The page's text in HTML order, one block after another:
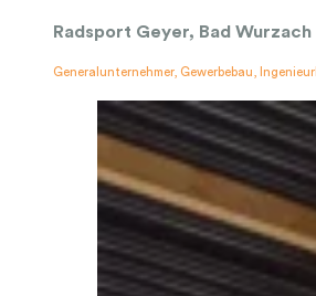
Radsport Geyer, Bad Wurzach
Generalunternehmer, Gewerbebau,